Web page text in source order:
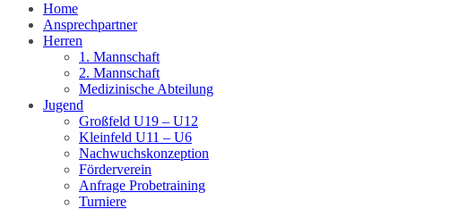
Home
Ansprechpartner
Herren
1. Mannschaft
2. Mannschaft
Medizinische Abteilung
Jugend
Großfeld U19 – U12
Kleinfeld U11 – U6
Nachwuchskonzeption
Förderverein
Anfrage Probetraining
Turniere